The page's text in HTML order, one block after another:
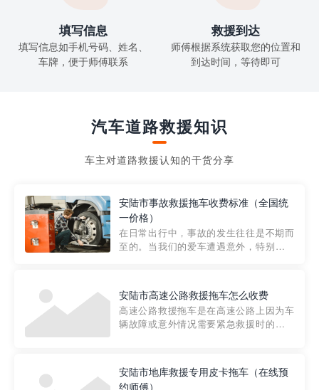
填写信息
填写信息如手机号码、姓名、
车牌，便于师傅联系
救援到达
师傅根据系统获取您的位置和
到达时间，等待即可
汽车道路救援知识
车主对道路救援认知的干货分享
安陆市事故救援拖车收费标准（全国统
一价格）
在日常出行中，事故的发生往往是不期而
至的。当我们的爱车遭遇意外，特别是在
细解析一下市区事故救援拖车的收费标
准，以及在选用拖车服务时应注...
安陆市高速公路救援拖车怎么收费
高速公路救援拖车是在高速公路上因为车
辆故障或意外情况需要紧急救援时的必备
路救援拖车的收费标准是由当地交通管理
安陆市地库救援专用皮卡拖车（在线预
约师傅）